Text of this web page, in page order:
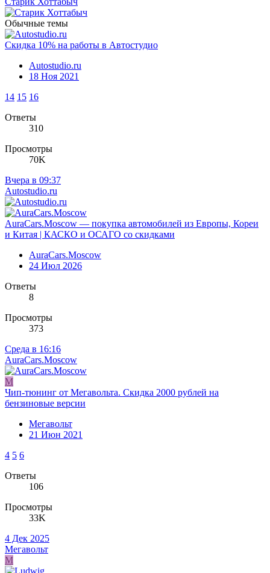
Обычные темы
Скидка 10% на работы в Автостудио
Autostudio.ru
18 Ноя 2021
14 15 16
Ответы
310
Просмотры
70K
Вчера в 09:37
Autostudio.ru
AuraCars.Moscow — покупка автомобилей из Европы, Кореи
и Китая | КАСКО и ОСАГО со скидками
AuraCars.Moscow
24 Июл 2026
Ответы
8
Просмотры
373
Среда в 16:16
AuraCars.Moscow
М
Чип-тюнинг от Мегавольта. Скидка 2000 рублей на
бензиновые версии
Мегавольт
21 Июн 2021
4 5 6
Ответы
106
Просмотры
33K
4 Дек 2025
Мегавольт
М